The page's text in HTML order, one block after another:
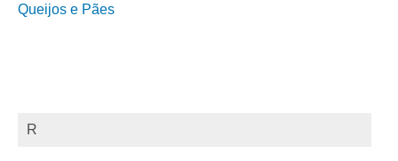
Queijos e Pães
R